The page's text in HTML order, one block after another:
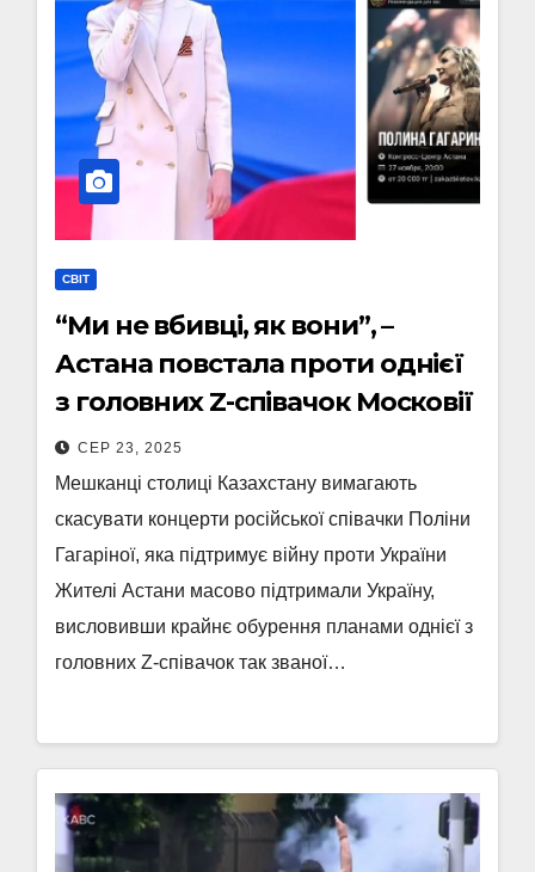
СВІТ
“Ми не вбивці, як вони”, –
Астана повстала проти однієї
з головних Z-співачок Московії
СЕР 23, 2025
Мешканці столиці Казахстану вимагають
скасувати концерти російської співачки Поліни
Гагаріної, яка підтримує війну проти України
Жителі Астани масово підтримали Україну,
висловивши крайнє обурення планами однієї з
головних Z-співачок так званої…